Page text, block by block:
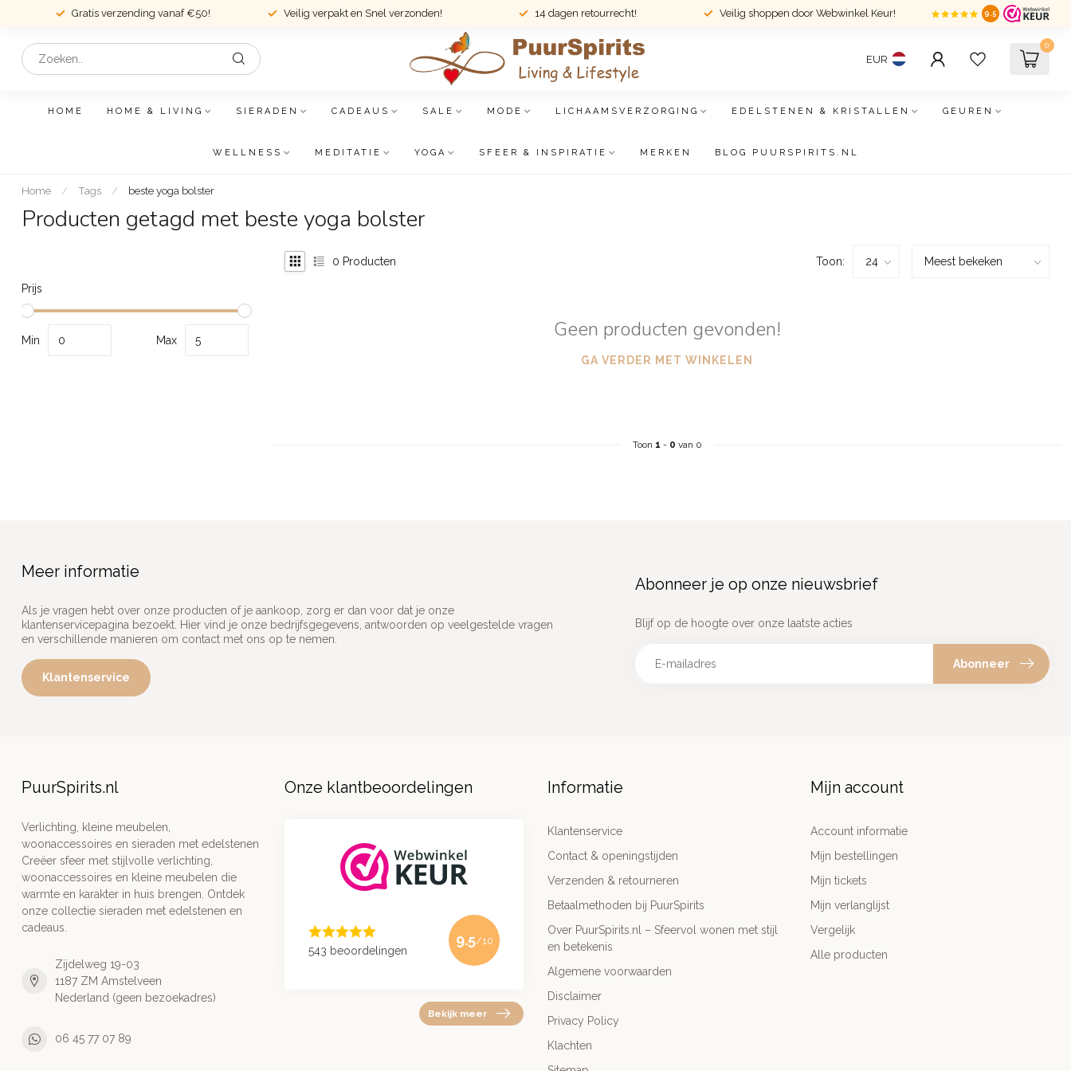
Gratis verzending vanaf €50! Veilig verpakt en Snel verzonden! 14 dagen retourrecht! Veilig shoppen door Webwinkel Keur! 9.5
EUR
0
HOME HOME & LIVING SIERADEN CADEAUS SALE MODE LICHAAMSVERZORGING EDELSTENEN & KRISTALLEN GEUREN
WELLNESS MEDITATIE YOGA SFEER & INSPIRATIE MERKEN BLOG PUURSPIRITS.NL
Home / Tags / beste yoga bolster
Producten getagd met beste yoga bolster
Prijs
Min Max
0 Producten Toon:
Geen producten gevonden!
GA VERDER MET WINKELEN
Toon 1 - 0 van 0
Meer informatie
Als je vragen hebt over onze producten of je aankoop, zorg er dan voor dat je onze
klantenservicepagina bezoekt. Hier vind je onze bedrijfsgegevens, antwoorden op veelgestelde vragen
en verschillende manieren om contact met ons op te nemen.
Klantenservice
Abonneer je op onze nieuwsbrief
Blijf op de hoogte over onze laatste acties
Abonneer
PuurSpirits.nl
Verlichting, kleine meubelen,
woonaccessoires en sieraden met edelstenen
Creëer sfeer met stijlvolle verlichting,
woonaccessoires en kleine meubelen die
warmte en karakter in huis brengen. Ontdek
onze collectie sieraden met edelstenen en
cadeaus.
Zijdelweg 19-03
1187 ZM Amstelveen
Nederland (geen bezoekadres)
06 45 77 07 89
Onze klantbeoordelingen
543 beoordelingen
9.5/10
Bekijk meer
Informatie
Klantenservice
Contact & openingstijden
Verzenden & retourneren
Betaalmethoden bij PuurSpirits
Over PuurSpirits.nl – Sfeervol wonen met stijl
en betekenis
Algemene voorwaarden
Disclaimer
Privacy Policy
Klachten
Mijn account
Account informatie
Mijn bestellingen
Mijn tickets
Mijn verlanglijst
Vergelijk
Alle producten